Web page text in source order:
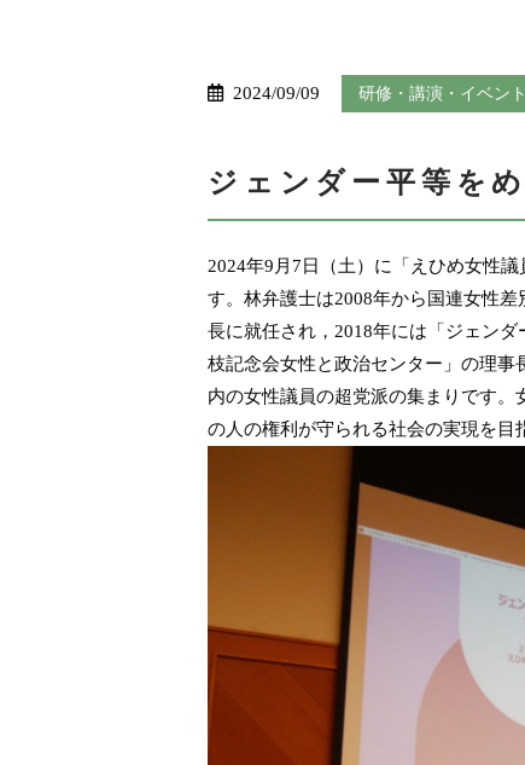
2024/09/09 研修・講演・イベント
ジェンダー平等を
2024年9月7日（土）に「えひめ女性
す。林弁護士は2008年から国連女性
長に就任され，2018年には「ジェン
枝記念会女性と政治センター」の理
内の女性議員の超党派の集まりです
の人の権利が守られる社会の実現を目